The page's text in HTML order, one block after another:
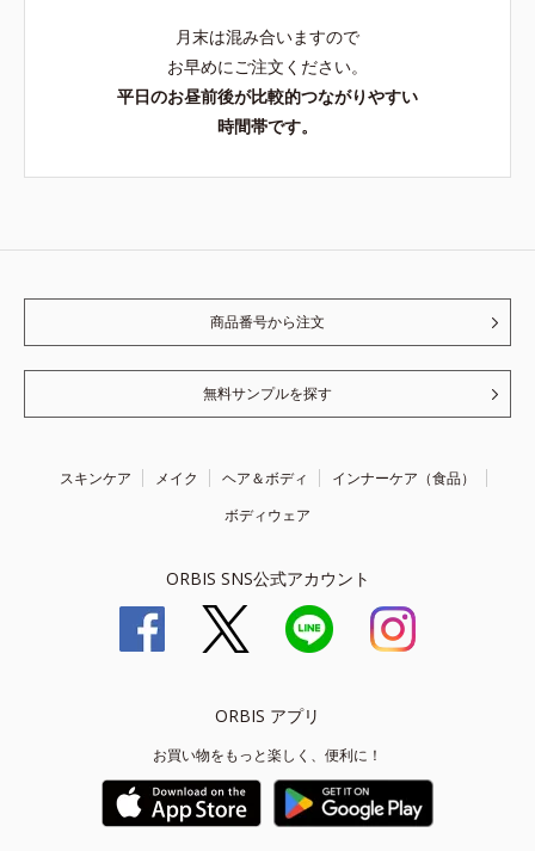
月末は混み合いますので
お早めにご注文ください。
平日のお昼前後が比較的つながりやすい
時間帯です。
商品番号から注文
無料サンプルを探す
スキンケア メイク ヘア＆ボディ
インナーケア（食品）
ボディウェア
ORBIS SNS公式アカウント
ORBIS アプリ
お買い物をもっと楽しく、便利に！